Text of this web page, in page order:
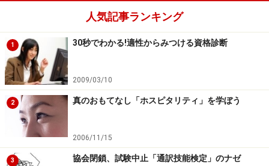
人気記事ランキング
1 30秒でわかる!適性からみつける資格診断
2009/03/10
2 真のおもてなし「ホスピタリティ」を学ぼう
2006/11/15
3 協会閉鎖、試験中止「通訳技能検定」のナゼ